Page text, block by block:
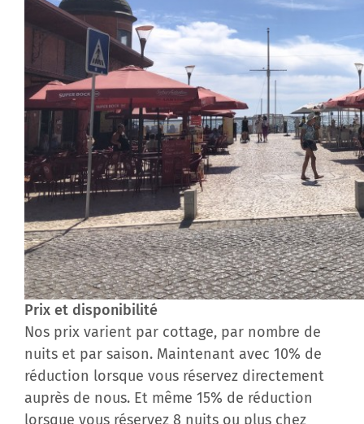
Prix et disponibilité
Nos prix varient par cottage, par nombre de
nuits et par saison. Maintenant avec 10% de
réduction lorsque vous réservez directement
auprès de nous. Et même 15% de réduction
lorsque vous réservez 8 nuits ou plus chez